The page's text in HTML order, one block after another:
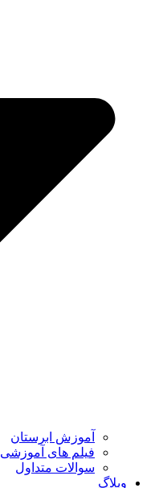
آموزش ابرستان
فیلم های آموزشی
سوالات متداول
وبلاگ